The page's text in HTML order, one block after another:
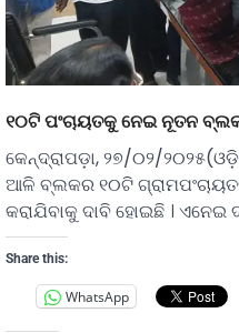
୧୦ଟି ପଂଚାୟତକୁ ନେଇ ନୂତନ
କେନ୍ଦ୍ରାପଡ଼ା, ୨୭/୦୨/
ଆଳି ବ୍ଲକର ୧୦ଟି
କରାଯିବାକୁ ଦାବି ହୋଇଛି । ଏନେଇ
Share this:
WhatsApp